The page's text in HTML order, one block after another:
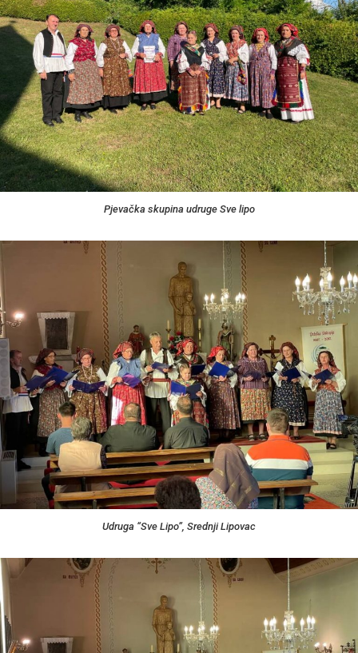
Pjevačka skupina udruge Sve lipo
Udruga “Sve Lipo”, Srednji Lipovac